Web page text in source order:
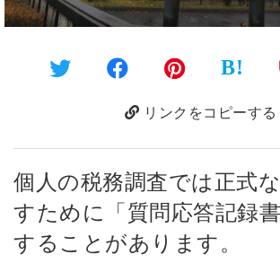
B!
リンクをコピーする
個人の税務調査では正式
すために「質問応答記録
することがあります。